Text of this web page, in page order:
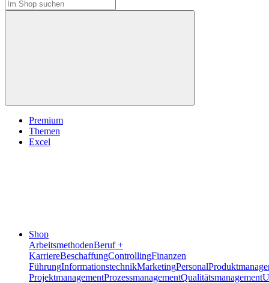
Premium
Themen
Excel
Shop
ArbeitsmethodenBeruf +
KarriereBeschaffungControllingFinanzen
FührungInformationstechnikMarketingPersonal
ProjektmanagementProzessmanagementQualitätsmanagement